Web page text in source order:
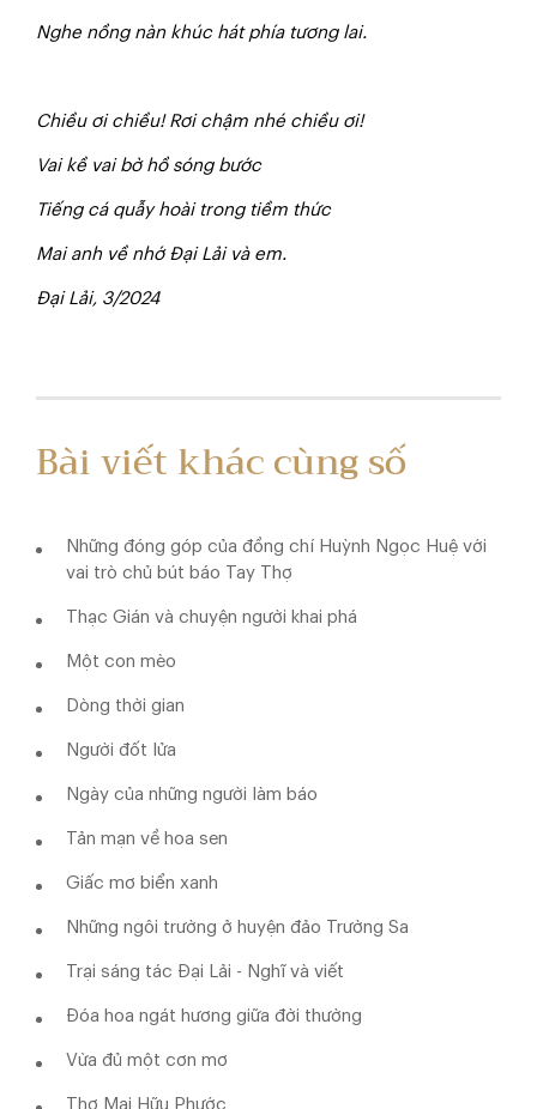
Nghe nồng nàn khúc hát phía tương lai.
Chiều ơi chiều! Rơi chậm nhé chiều ơi!
Vai kề vai bờ hồ sóng bước
Tiếng cá quẫy hoài trong tiềm thức
Mai anh về nhớ Đại Lải và em.
Đại Lải, 3/2024
Bài viết khác cùng số
Những đóng góp của đồng chí Huỳnh Ngọc Huệ với
vai trò chủ bút báo Tay Thợ
Thạc Gián và chuyện người khai phá
Một con mèo
Dòng thời gian
Người đốt lửa
Ngày của những người làm báo
Tản mạn về hoa sen
Giấc mơ biển xanh
Những ngôi trường ở huyện đảo Trường Sa
Trại sáng tác Đại Lải - Nghĩ và viết
Đóa hoa ngát hương giữa đời thường
Vừa đủ một cơn mơ
Thơ Mai Hữu Phước